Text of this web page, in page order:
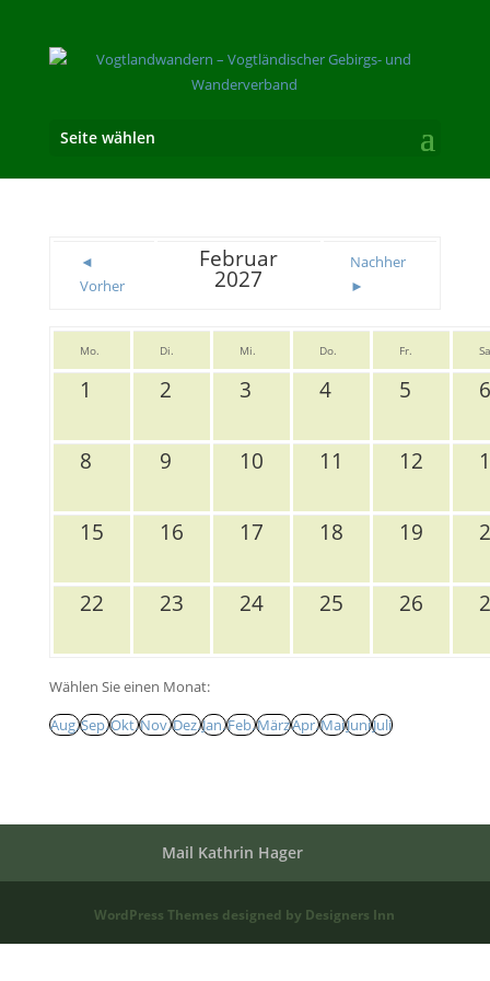
Seite wählen
◄
Vorher
Februar
2027
Nachher
►
Mo. Di. Mi. Do. Fr.
1 2 3 4 5 6
8 9 10 11 12
15 16 17 18 19
22 23 24 25 26
Wählen Sie einen Monat:
Aug.Sep.Okt.Nov.Dez.Jan.Feb.MärzApr.MaiJuniJuli
Mail Kathrin Hager
WordPress Themes designed by Designers Inn